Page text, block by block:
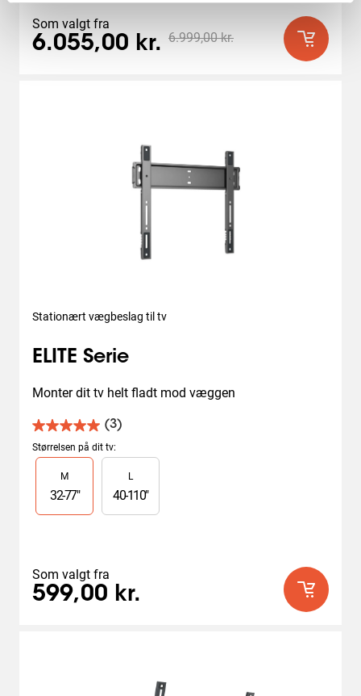
anmeldelser
Som valgt fra
6.055,00 kr. 6.999,00 kr.
Stationært vægbeslag til tv
ELITE Serie
Monter dit tv helt fladt mod væggen
(3)
5.0
ud
af
stjerner.
3
Størrelsen på dit tv:
Slide 1 of 2
M
32-77"
L
40-110"
Som valgt fra
599,00 kr.